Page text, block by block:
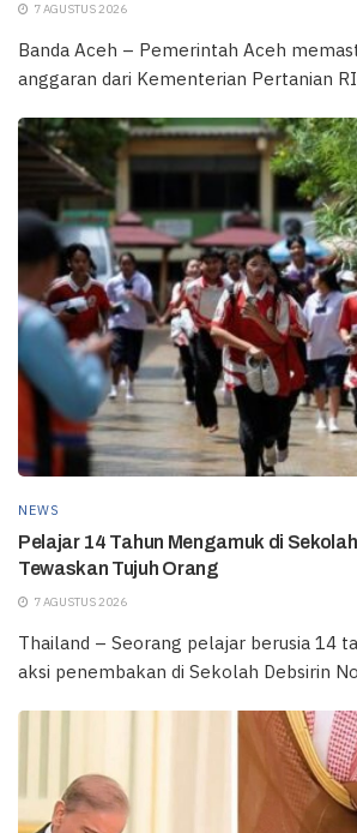
7 AGUSTUS 2026
Banda Aceh – Pemerintah Aceh
anggaran dari Kementerian Pertanian
NEWS
Pelajar 14 Tahun Mengamuk di
Tewaskan Tujuh Orang
7 AGUSTUS 2026
Thailand – Seorang pelajar berusia 14
aksi penembakan di Sekolah Debsirin